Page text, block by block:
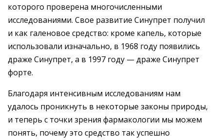
которого проверена многочисленными
исследованиями. Свое развитие Синупрет получил
и как галеновое средство: кроме капель, которые
использовали изначально, в 1968 году появились
драже Синупрет, а в 1997 году — драже Синупрет
форте.
Благодаря интенсивным исследованиям нам
удалось проникнуть в некоторые законы природы,
и теперь с точки зрения фармакологии мы можем
понять, почему это средство так успешно